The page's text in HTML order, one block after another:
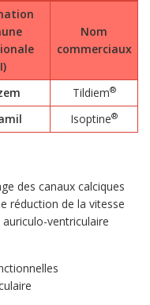
Nom
commerciaux
Tildiem®
Isoptine®
des canaux calciques
réduction de la vitesse
ventriculaire